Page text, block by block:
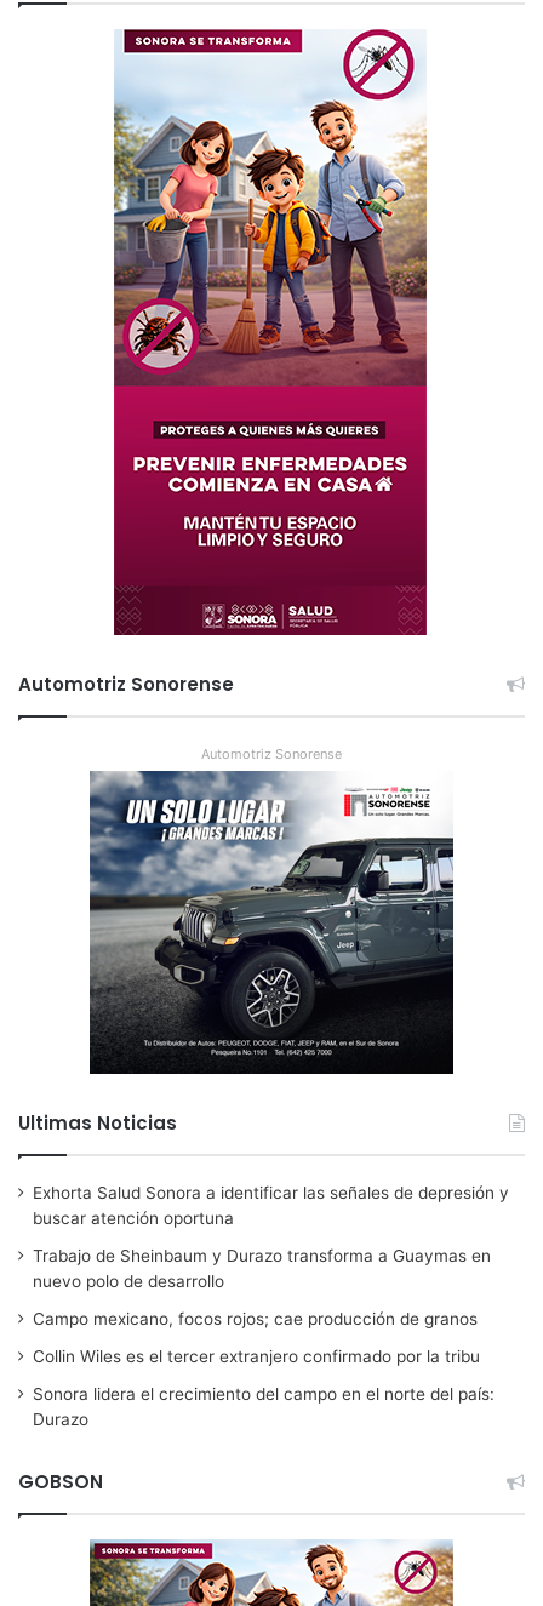
Automotriz Sonorense
Automotriz Sonorense
Ultimas Noticias
Exhorta Salud Sonora a identificar las señales de depresión y
buscar atención oportuna
Trabajo de Sheinbaum y Durazo transforma a Guaymas en
nuevo polo de desarrollo
Campo mexicano, focos rojos; cae producción de granos
Collin Wiles es el tercer extranjero confirmado por la tribu
Sonora lidera el crecimiento del campo en el norte del país:
Durazo
GOBSON